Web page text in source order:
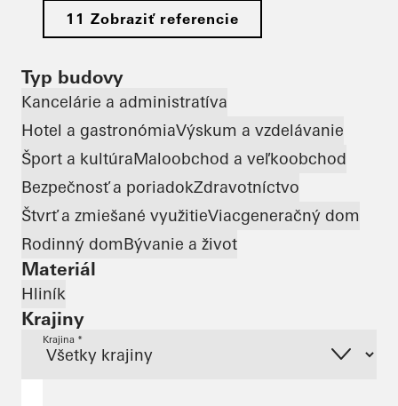
11 Zobraziť referencie
Typ budovy
Kancelárie a administratíva
Hotel a gastronómiaVýskum a vzdelávanie
Šport a kultúraMaloobchod a veľkoobchod
Bezpečnosť a poriadokZdravotníctvo
Štvrť a zmiešané využitieViacgeneračný dom
Rodinný domBývanie a život
Materiál
Hliník
Krajiny
Krajina *